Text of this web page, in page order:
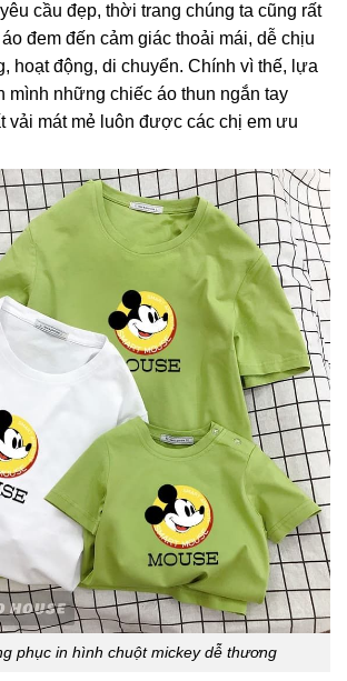
cầu đẹp, thời trang chúng ta cũng rất
đem đến cảm giác thoải mái, dễ chịu
hoạt động, di chuyển. Chính vì thế, lựa
mình những chiếc áo thun ngắn tay
vải mát mẻ luôn được các chị em ưu
phục in hình chuột mickey dễ thương